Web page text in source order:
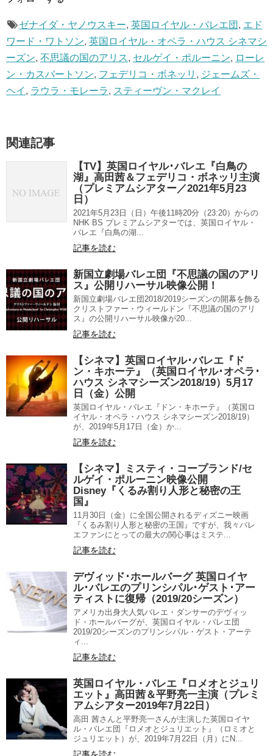
ゼナイダ・ヤノウスキー, 英国ロイヤル・バレエ団 , エド
ワード・ワトソン, 英国ロイヤル・オペラ・ハウス シネマシ
ーズン, 不思議の国のアリス, セルゲイ・ポルーニン, ローレ
ン・カスバートソン, フェデリコ・ボネッリ , ジェームズ・
ヘイ , ラウラ・モレーラ, スティーヴン・マクレイ
関連記事
【TV】英国ロイヤル･バレエ『白鳥の
湖』高田茜＆フェデリコ・ボネッリ主演
（プレミアムシアター／2021年5月23
日）
2021年5月23日（日）午後11時20分（23:20）からの
NHK BS プレミアムシアターでは、英国ロイヤル・
バレエ『白鳥の湖...
記事を読む
新国立劇場バレエ団『不思議の国のアリ
ス』公開リハーサル映像公開！
新国立劇場バレエ団2018/2019シーズンの開幕を飾る
クリストファー・ウィールドン『不思議の国のアリ
ス』の公開リハーサル映像が20...
記事を読む
【シネマ】英国ロイヤル･バレエ『ド
ン・キホーテ』（英国ロイヤル･オペラ･
ハウス シネマシーズン2018/19）5月17
日（金）公開
英国ロイヤル・バレエ『ドン・キホーテ』（英国ロ
イヤル・オペラ・ハウス シネマシーズン2018/19）
が、2019年5月17日（金）か...
記事を読む
【シネマ】ミスティ・コープランド/セ
ルゲイ・ポルーニン映像公開
Disney『くるみ割り人形と秘密の王
国』
11月30日（金）に全国公開されるディズニー映画
『くるみ割り人形と秘密の王国』ですが、我々バレ
エファンにとっての最大の関心事はミステ...
記事を読む
デヴィッド･ホールバーグ 英国ロイヤ
ル･バレエのプリンシパル･ゲスト･アー
ティストに復帰（2019/20シーズン）
アメリカ出身大人気バレエ・ダンサーのデヴィッ
ド・ホールバーグが、英国ロイヤル・バレエ団
2019/20シーズンのプリンシパル・ゲスト・アーテ
ィ...
記事を読む
英国ロイヤル・バレエ『ロメオとジュリ
エット』高田茜＆平野亮一主演（プレミ
アムシアター2019年7月22日）
高田 茜さんと平野亮一さんが主演した英国ロイヤ
ル・バレエ団『ロメオとジュリエット』（ロミオと
ジュリエット）が、2019年7月22日（月）にN...